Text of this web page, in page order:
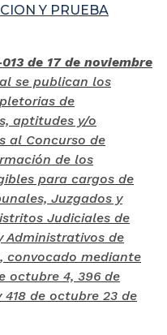
Y PRUEBA
de 17 de noviembre
se publican los
de
aptitudes y/o
al Concurso de
de los
para cargos de
Juzgados y
Judiciales de
Administrativos de
convocado mediante
octubre 4, 396 de
418 de octubre 23 de